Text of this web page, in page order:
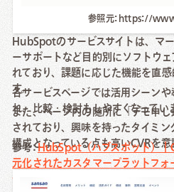
参照元: https://
HubSpotのサービスサイトは、マ
ーサポートなど目的別にソフトウ
れており、課題に応じた機能を直
す。
各サービスページでは活用シーン
れ、比較・検討もしやすくなってい
また、ページ内の随所に「デモ申
されており、興味を持ったタイミ
構成となっている点も高いCVRを
参考:HubSpot（ハブスポット）
元化されたカスタマープラットフォ
Sansan（サンサン）